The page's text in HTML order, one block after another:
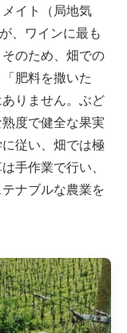
イト（局地気
、ワインに最も
のため、畑での
肥料を撒いた
りません。ぶど
度で健全な果実
従い、畑では極
手作業で行い、
ナブルな農業を